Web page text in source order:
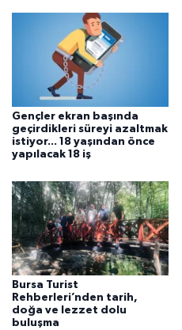
Gençler ekran başında
geçirdikleri süreyi azaltmak
istiyor... 18 yaşından önce
yapılacak 18 iş
Bursa Turist
Rehberleri’nden tarih,
doğa ve lezzet dolu
buluşma